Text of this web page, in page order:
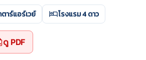
าร์แอร์เวย์ โรงแรม 4 ดาว
ดู PDF